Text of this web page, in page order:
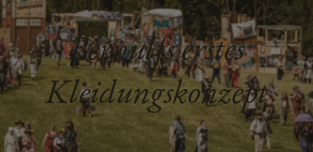
Bernulfs erstes
Kleidungskonzept